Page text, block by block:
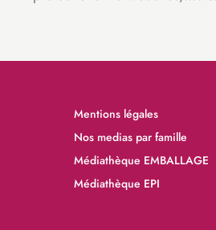
Mentions légales
Nos medias par famille
Médiathèque EMBALLAGE
Médiathèque EPI